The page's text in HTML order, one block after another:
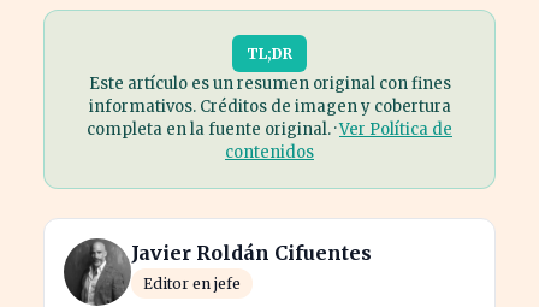
TL;DR
Este artículo es un resumen original con fines
informativos. Créditos de imagen y cobertura
completa en la fuente original. ·Ver Política de
contenidos
Javier Roldán Cifuentes
Editor en jefe